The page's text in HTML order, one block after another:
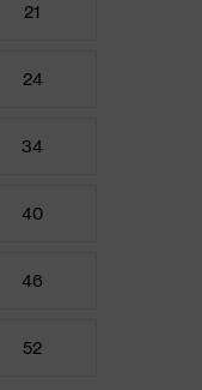
21
24
34
40
46
52